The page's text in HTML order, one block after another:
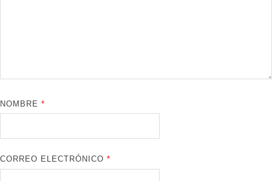
NOMBRE*
CORREO ELECTRÓNICO*